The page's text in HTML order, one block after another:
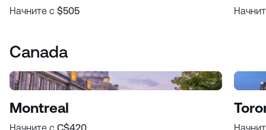
Начните с $505
Canada
Montreal